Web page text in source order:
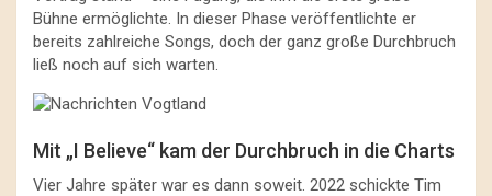
Bühne ermöglichte. In dieser Phase veröffentlichte er
bereits zahlreiche Songs, doch der ganz große Durchbruch
ließ noch auf sich warten.
Mit „I Believe“ kam der Durchbruch in die Charts
Vier Jahre später war es dann soweit. 2022 schickte Tim